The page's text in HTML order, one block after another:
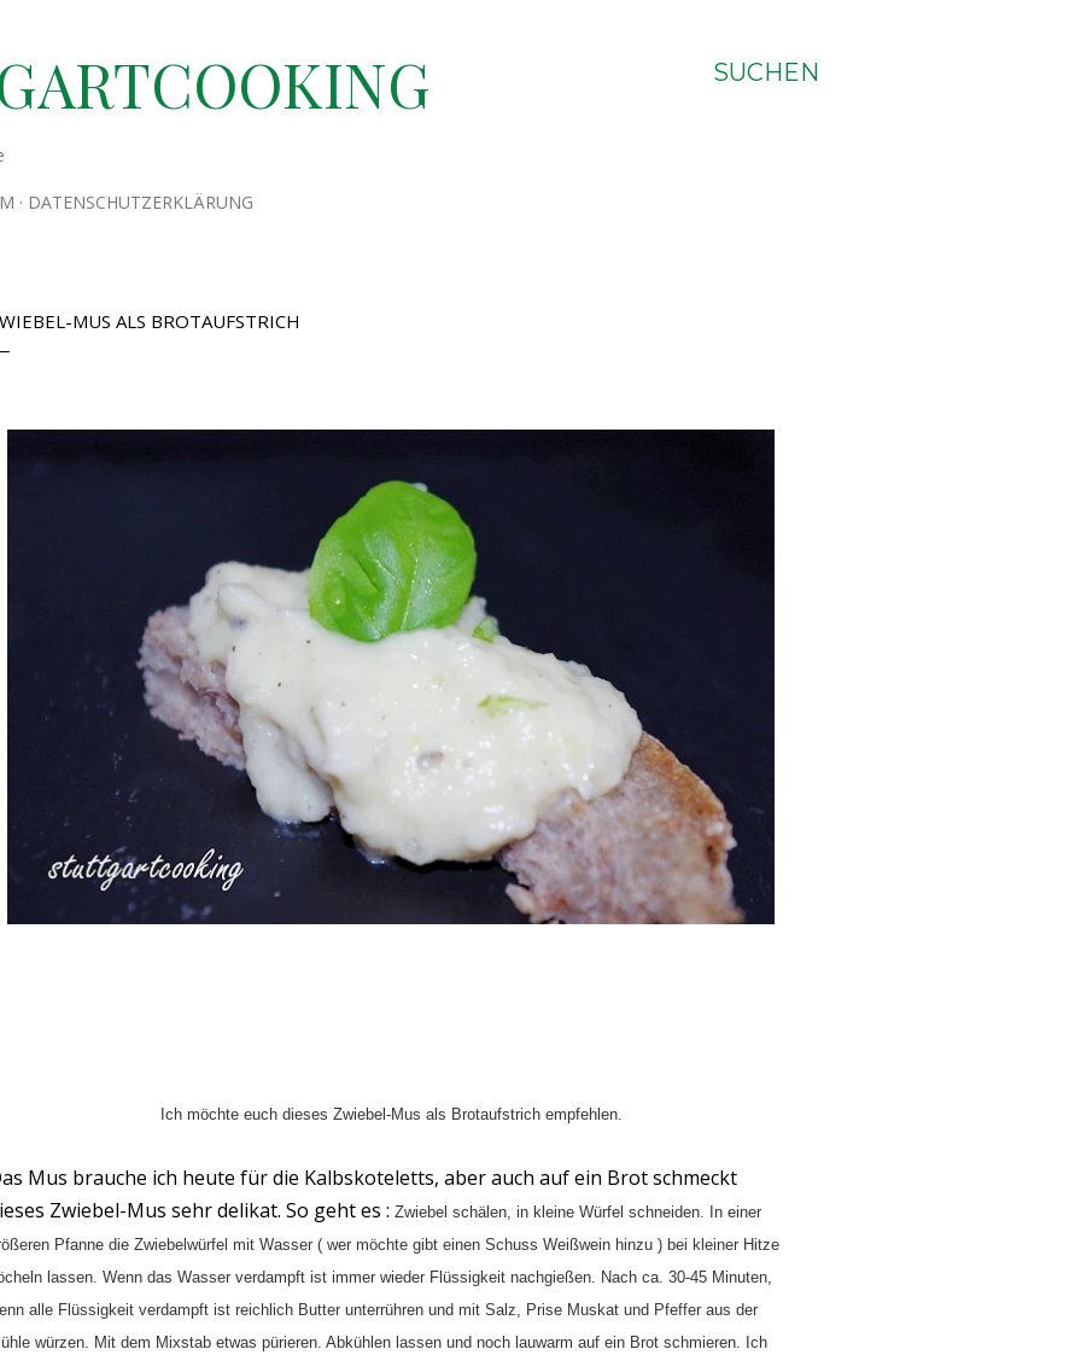
SUCHEN
DATENSCHUTZERKLÄRUNG
MUS ALS BROTAUFSTRICH
Ich möchte euch dieses Zwiebel-Mus als Brotaufstrich empfehlen.
Mus brauche ich heute für die Kalbskoteletts, aber auch auf ein Brot schmeckt
Zwiebel-Mus sehr delikat. So geht es : Zwiebel schälen, in kleine Würfel schneiden. In einer
Pfanne die Zwiebelwürfel mit Wasser ( wer möchte gibt einen Schuss Weißwein hinzu ) bei kleiner Hitze
lassen. Wenn das Wasser verdampft ist immer wieder Flüssigkeit nachgießen. Nach ca. 30-45 Minuten,
alle Flüssigkeit verdampft ist reichlich Butter unterrühren und mit Salz, Prise Muskat und Pfeffer aus der
würzen. Mit dem Mixstab etwas pürieren. Abkühlen lassen und noch lauwarm auf ein Brot schmieren. Ich